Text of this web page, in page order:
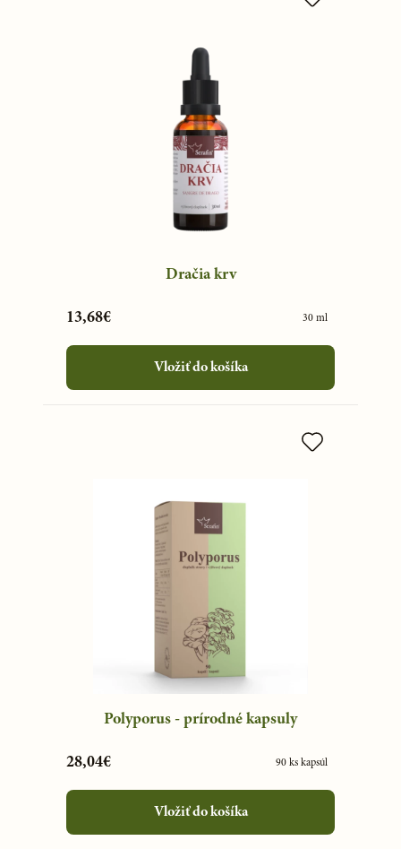
Dračia krv
13,68€ 30 ml
Vložiť do košíka
Polyporus - prírodné kapsuly
28,04€ 90 ks kapsúl
Vložiť do košíka